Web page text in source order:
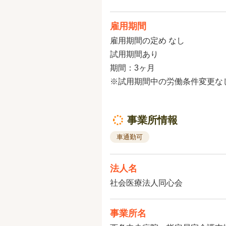
雇用期間
雇用期間の定め なし
試用期間あり
期間：3ヶ月
※試用期間中の労働条件変更な
事業所情報
車通勤可
法人名
社会医療法人同心会
事業所名